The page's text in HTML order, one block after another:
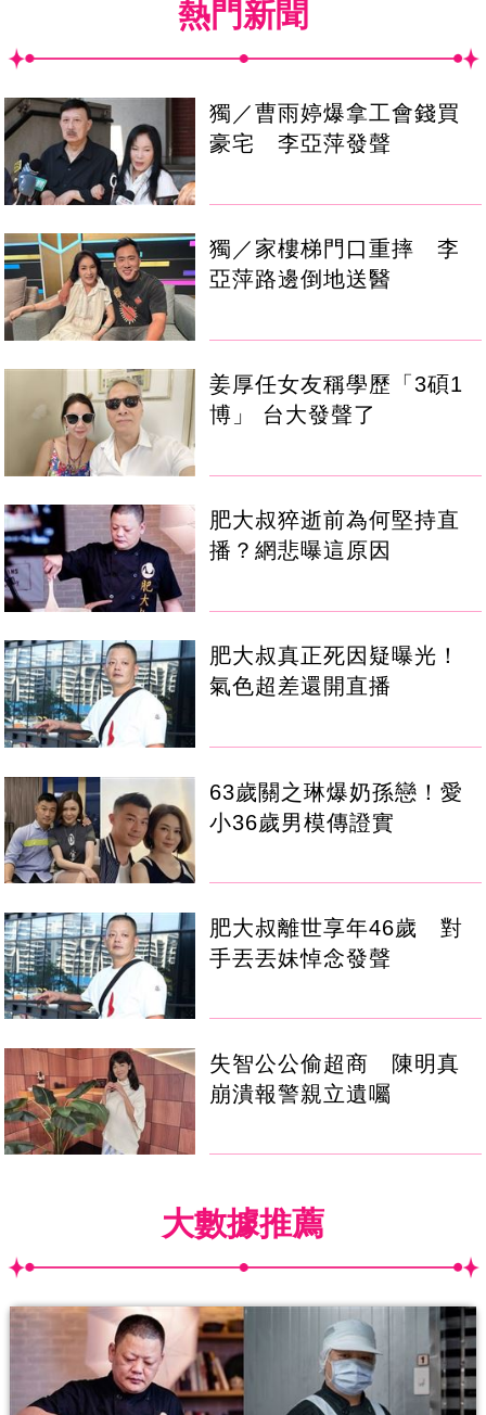
熱門新聞
獨／曹雨婷爆拿工會錢買
豪宅 李亞萍發聲
獨／家樓梯門口重摔 李
亞萍路邊倒地送醫
姜厚任女友稱學歷「3碩1
博」 台大發聲了
肥大叔猝逝前為何堅持直
播？網悲曝這原因
肥大叔真正死因疑曝光！
氣色超差還開直播
63歲關之琳爆奶孫戀！愛
小36歲男模傳證實
肥大叔離世享年46歲 對
手丟丟妹悼念發聲
失智公公偷超商 陳明真
崩潰報警親立遺囑
大數據推薦